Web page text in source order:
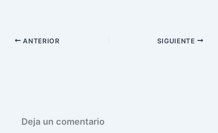
ANTERIOR SIGUIENTE
Deja un comentario